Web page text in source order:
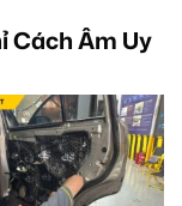
Cách Âm Uy